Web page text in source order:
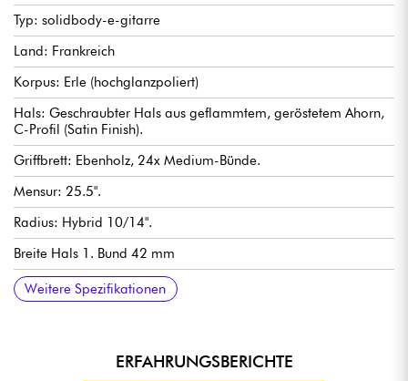
Typ: solidbody-e-gitarre
Land: Frankreich
Korpus: Erle (hochglanzpoliert)
Hals: Geschraubter Hals aus geflammtem, geröstetem Ahorn,
C-Profil (Satin Finish).
Griffbrett: Ebenholz, 24x Medium-Bünde.
Mensur: 25.5".
Radius: Hybrid 10/14".
Breite Hals 1. Bund 42 mm
Dicke Hals 1. Bund 20 mm
Halsdicke 12. Bund 22 mm
Hals-Pickups: Doppelte Wicklung Marceau Guitars Custom M1
AlNiCo V (Widerstand 7,8K)
Steg-Pickup: Doppelte Wicklung Marceau Guitars Custom M1
AlNiCo V (Widerstand 15,5K)
Bedienelemente: Lautstärke, Klang, Tonabnehmerwahlschalter
3x.
Steg: feste Brücke Marceau Guitars Custom
Stimmmechaniken: Hipshot Locking (mit Locking-Mechaniken).
Verkauft mit : gigbag Marceau Guitars
Weitere Spezifikationen
ERFAHRUNGSBERICHTE